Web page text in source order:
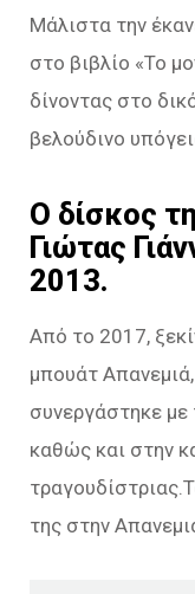
Μάλιστα την
στο βιβλίο «Το
δίνοντας στο
βελούδινο
Ο δίσκος
Γιώτας
2013.
Από το 2017,
μπουάτ
συνεργάστηκε με
καθώς και στην
της στην